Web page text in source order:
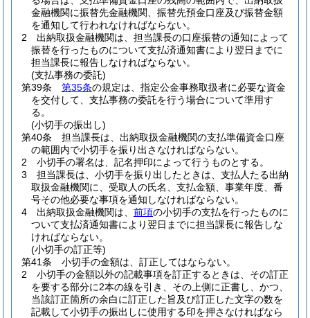
金融機関に振替先金融機関、振替先預金口座及び振替金額
を通知して行われなければならない。
2
出納取扱金融機関は、担当課長の口座振替の通知によって
振替を行ったものについて支払済通知書により翌日までに
担当課長に報告しなければならない。
(支払事務の委託)
第39条
第35条の規定は、指定公金事務取扱者に必要な資金
を交付して、支払事務の委託を行う場合について準用す
る。
(小切手の振出し)
第40条
担当課長は、出納取扱金融機関の支払準備資金口座
の範囲内で小切手を振り出さなければならない。
2
小切手の署名は、記名押印によって行うものとする。
3
担当課長は、小切手を振り出したときは、支払人たる出納
取扱金融機関に、受取人の氏名、支払金額、事業年度、番
号その他必要な事項を通知しなければならない。
4
出納取扱金融機関は、 前項の小切手の支払を行ったものに
ついて支払済通知書により翌日までに担当課長に報告しな
ければならない。
(小切手の訂正等)
第41条
小切手の金額は、訂正してはならない。
2
小切手の金額以外の記載事項を訂正するときは、その訂正
を要する部分に2本の線を引き、その上側に正書し、かつ、
当該訂正箇所の余白に訂正した旨及び訂正した文字の数を
記載して小切手の振出しに使用する印を押さなければなら